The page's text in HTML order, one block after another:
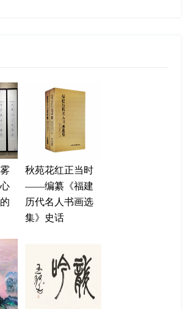
秋苑花红正当时
——编纂《福建
历代名人书画选
集》史话